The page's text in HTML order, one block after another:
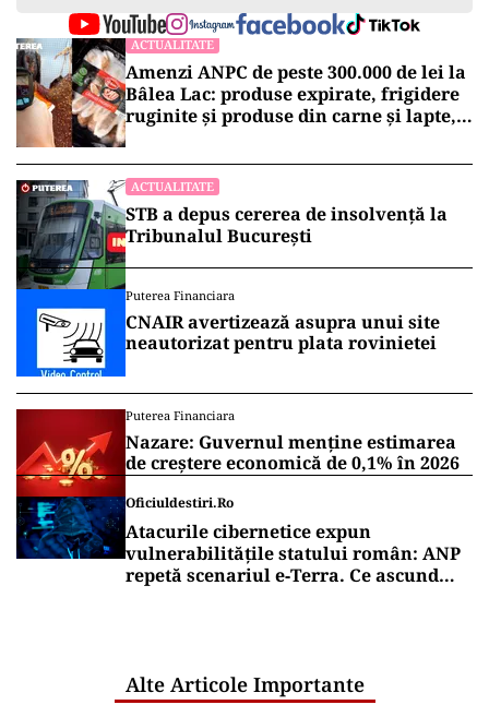
ACTUALITATE
Amenzi ANPC de peste 300.000 de lei la
Bâlea Lac: produse expirate, frigidere
ruginite și produse din carne și lapte,
ACTUALITATE
STB a depus cererea de insolvență la
Tribunalul București
Puterea Financiara
CNAIR avertizează asupra unui site
neautorizat pentru plata rovinietei
Puterea Financiara
Nazare: Guvernul menține estimarea
de creștere economică de 0,1% în 2026
Oficiuldestiri.ro
Atacurile cibernetice expun
vulnerabilitățile statului român: ANP
repetă scenariul e‑Terra. Ce ascund
Alte Articole Importante